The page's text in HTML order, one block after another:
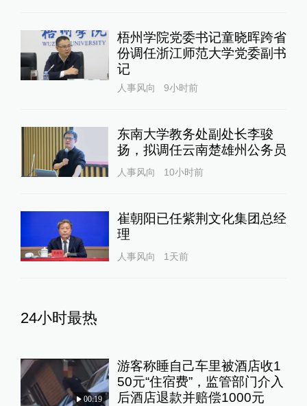
梧州学院党委书记童晓晖跨省
份调任浙江师范大学党委副书
记
人事风向 9小时前
东南大学教务处副处长李骏
扬，拟调任云南楚雄州公务员
人事风向 10小时前
崔朝阳已任紫荆文化集团总经
理
人事风向 1天前
24小时最热
00:19
游客称睡自己车里被酒店收1
50元“住宿费”，监管部门介入
后酒店退款并赔偿1000元